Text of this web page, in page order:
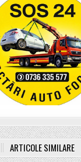
ARTICOLE SIMILARE